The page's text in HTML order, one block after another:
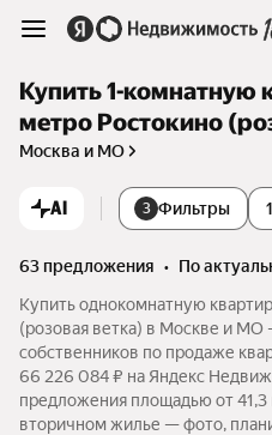
Купить 1-комнатную
метро Ростокино
Москва и МО
AI 3 Фильтры
63 предложения •
по
Купить однокомнатную
(розовая ветка) в Москве и МО
собственников по продаже
66 226 084 ₽ на Яндекс
предложения площадью от 41,3
вторичном жилье — фото,